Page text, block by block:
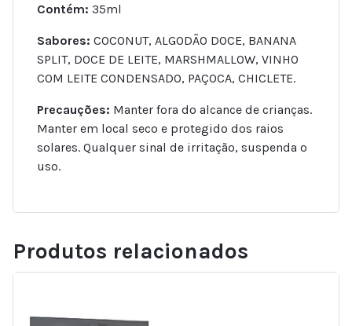
Contém: 35ml
Sabores: COCONUT, ALGODÃO DOCE, BANANA
SPLIT, DOCE DE LEITE, MARSHMALLOW, VINHO
COM LEITE CONDENSADO, PAÇOCA, CHICLETE.
Precauções: Manter fora do alcance de crianças.
Manter em local seco e protegido dos raios
solares. Qualquer sinal de irritação, suspenda o
uso.
Produtos relacionados